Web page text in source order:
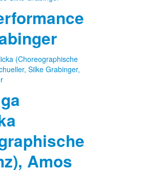
Amos